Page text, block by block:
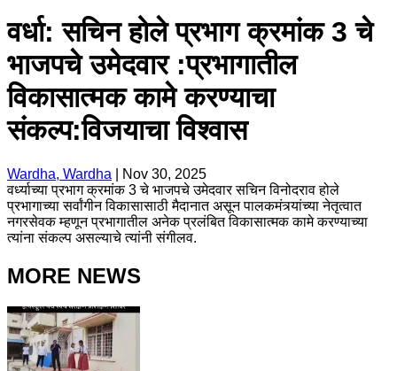
वर्धा: सचिन होले प्रभाग क्रमांक 3 चे
भाजपचे उमेदवार :प्रभागातील
विकासात्मक कामे करण्याचा
संकल्प:विजयाचा विश्वास
Wardha, Wardha
Nov 30, 2025
वर्ध्याच्या प्रभाग क्रमांक 3 चे भाजपचे उमेदवार सचिन विनोदराव होले
प्रभागाच्या सर्वांगीन विकासासाठी मैदानात असून पालकमंत्र्यांच्या नेतृत्वात
नगरसेवक म्हणून प्रभागातील अनेक प्रलंबित विकासात्मक कामे करण्याच्या
त्यांना संकल्प असल्याचे त्यांनी संगीलव.
MORE NEWS